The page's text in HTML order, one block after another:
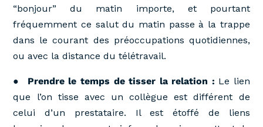
“bonjour” du matin importe, et pourtant
fréquemment ce salut du matin passe à la trappe
dans le courant des préoccupations quotidiennes,
ou avec la distance du télétravail.
● Prendre le temps de tisser la relation : Le lien
que l’on tisse avec un collègue est différent de
celui d’un prestataire. Il est étoffé de liens